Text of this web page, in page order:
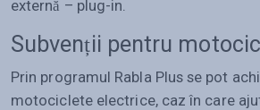
externă – plug-in.
Subvenții pentru
Prin programul Rabla Plus se pot
motociclete electrice, caz în care